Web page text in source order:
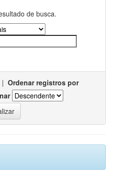
de busca.
| Ordenar registros por